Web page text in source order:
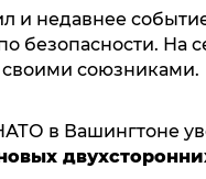
и недавнее
безопасности. На
союзниками.
в Вашингтоне